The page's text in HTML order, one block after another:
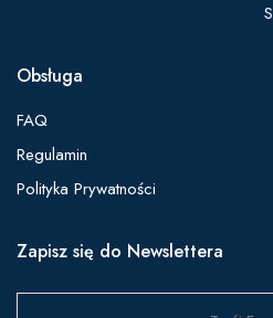
Obsługa
FAQ
Regulamin
Polityka Prywatności
Zapisz się do Newslettera